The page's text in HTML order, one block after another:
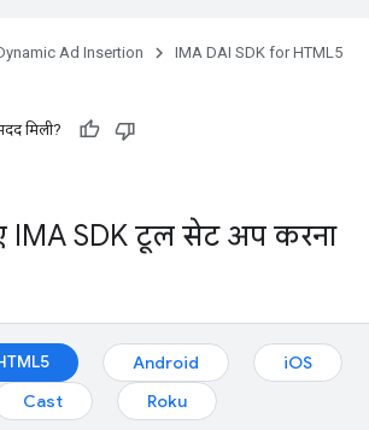
Ad Insertion
IMA DAI SDK for HTML5
मिली?
SDK टूल सेट अप करना
Android
iOS
Cast Roku